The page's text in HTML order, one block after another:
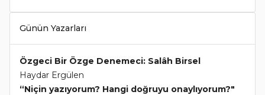
Günün Yazarları
Özgeci Bir Özge Denemeci: Salâh Birsel
Haydar Ergülen
“Niçin yazıyorum? Hangi doğruyu onaylıyorum?"